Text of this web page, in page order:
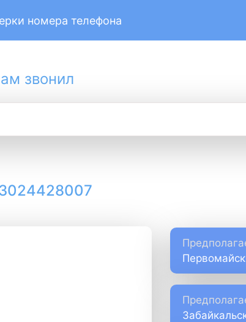
номера телефона
звонил